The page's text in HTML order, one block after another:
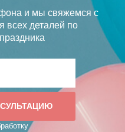
и мы свяжемся с
всех деталей по